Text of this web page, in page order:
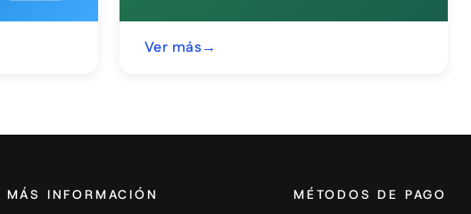
Ver más→
MÁS INFORMACIÓN MÉTODOS DE PAGO